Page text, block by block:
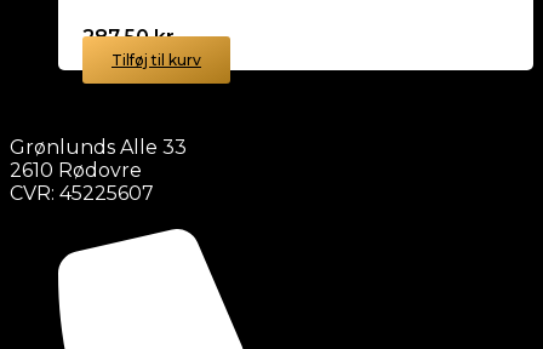
287,50kr.
Tilføj til kurv
Grønlunds Alle 33
2610 Rødovre
CVR: 45225607